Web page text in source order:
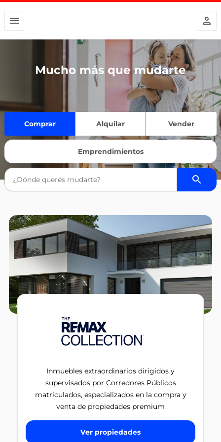
Mucho más que mudarte
Comprar Alquilar Vender
Emprendimientos
Inmuebles extraordinarios dirigidos y
supervisados por Corredores Públicos
matriculados, especializados en la compra y
venta de propiedades premium
Ver propiedades